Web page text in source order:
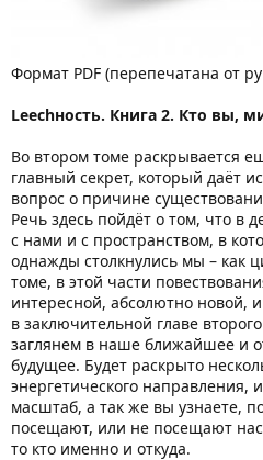
Формат PDF (перепечатана от
Leechность. Книга 2. Кто вы,
Во втором томе раскрывается
главный секрет, который даёт
вопрос о причине
Речь здесь пойдёт о том, что в
с нами и с пространством, в
однажды столкнулись мы – как
томе, в этой части
интересной, абсолютно новой,
в заключительной главе
заглянем в наше ближайшее и
будущее. Будет раскрыто
энергетического
масштаб, а так же вы узнаете,
посещают, или не посещают
то кто именно и откуда.